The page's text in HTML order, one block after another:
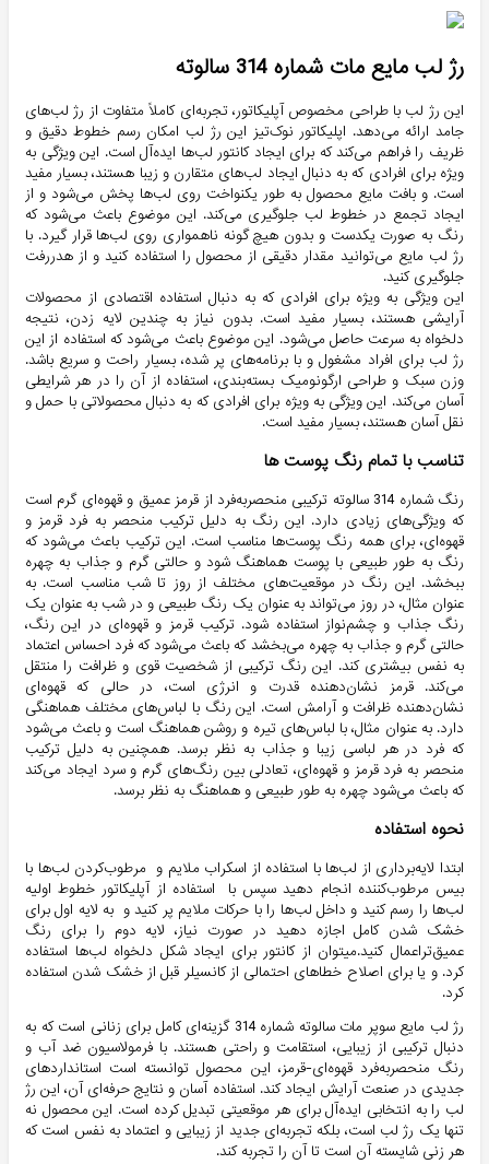
رژ لب مایع مات شماره 314 سالوته
این رژ لب با طراحی مخصوص آپلیکاتور، تجربه‌ای کاملاً متفاوت از رژ لب‌های
جامد ارائه می‌دهد. اپلیکاتور نوک‌تیز این رژ لب امکان رسم خطوط دقیق و
ظریف را فراهم می‌کند که برای ایجاد کانتور لب‌ها ایده‌آل است. این ویژگی به
ویژه برای افرادی که به دنبال ایجاد لب‌های متقارن و زیبا هستند، بسیار مفید
است. و بافت مایع محصول به طور یکنواخت روی لب‌ها پخش می‌شود و از
ایجاد تجمع در خطوط لب جلوگیری می‌کند. این موضوع باعث می‌شود که
رنگ به صورت یکدست و بدون هیچ گونه ناهمواری روی لب‌ها قرار گیرد. با
رژ لب مایع می‌توانید مقدار دقیقی از محصول را استفاده کنید و از هدررفت
جلوگیری کنید.
این ویژگی به ویژه برای افرادی که به دنبال استفاده اقتصادی از محصولات
آرایشی هستند، بسیار مفید است. بدون نیاز به چندین لایه زدن، نتیجه
دلخواه به سرعت حاصل می‌شود. این موضوع باعث می‌شود که استفاده از این
رژ لب برای افراد مشغول و با برنامه‌های پر شده، بسیار راحت و سریع باشد.
وزن سبک و طراحی ارگونومیک بسته‌بندی، استفاده از آن را در هر شرایطی
آسان می‌کند. این ویژگی به ویژه برای افرادی که به دنبال محصولاتی با حمل و
نقل آسان هستند، بسیار مفید است.
تناسب با تمام رنگ پوست ها
رنگ شماره 314 سالوته ترکیبی منحصربه‌فرد از قرمز عمیق و قهوه‌ای گرم است
که ویژگی‌های زیادی دارد. این رنگ به دلیل ترکیب منحصر به فرد قرمز و
قهوه‌ای، برای همه رنگ پوست‌ها مناسب است. این ترکیب باعث می‌شود که
رنگ به طور طبیعی با پوست هماهنگ شود و حالتی گرم و جذاب به چهره
ببخشد. این رنگ در موقعیت‌های مختلف از روز تا شب مناسب است. به
عنوان مثال، در روز می‌تواند به عنوان یک رنگ طبیعی و در شب به عنوان یک
رنگ جذاب و چشم‌نواز استفاده شود. ترکیب قرمز و قهوه‌ای در این رنگ،
حالتی گرم و جذاب به چهره می‌بخشد که باعث می‌شود که فرد احساس اعتماد
به نفس بیشتری کند. این رنگ ترکیبی از شخصیت قوی و ظرافت را منتقل
می‌کند. قرمز نشان‌دهنده قدرت و انرژی است، در حالی که قهوه‌ای
نشان‌دهنده ظرافت و آرامش است. این رنگ با لباس‌های مختلف هماهنگی
دارد. به عنوان مثال، با لباس‌های تیره و روشن هماهنگ است و باعث می‌شود
که فرد در هر لباسی زیبا و جذاب به نظر برسد. همچنین به دلیل ترکیب
منحصر به فرد قرمز و قهوه‌ای، تعادلی بین رنگ‌های گرم و سرد ایجاد می‌کند
که باعث می‌شود چهره به طور طبیعی و هماهنگ به نظر برسد.
نحوه استفاده
ابتدا لایه‌برداری از لب‌ها با استفاده از اسکراب ملایم و مرطوب‌کردن لب‌ها با
بیس مرطوب‌کننده انجام دهید سپس با استفاده از آپلیکاتور خطوط اولیه
لب‌ها را رسم کنید و داخل لب‌ها را با حرکات ملایم پر کنید و به لایه اول برای
خشک شدن کامل اجازه دهید در صورت نیاز، لایه دوم را برای رنگ
عمیق‌تراعمال کنید.میتوان از کانتور برای ایجاد شکل دلخواه لب‌ها استفاده
کرد. و یا برای اصلاح خطاهای احتمالی از کانسیلر قبل از خشک شدن استفاده
کرد.
رژ لب مایع سوپر مات سالوته شماره 314 گزینه‌ای کامل برای زنانی است که به
دنبال ترکیبی از زیبایی، استقامت و راحتی هستند. با فرمولاسیون ضد آب و
رنگ منحصربه‌فرد قهوه‌ای-قرمز، این محصول توانسته است استانداردهای
جدیدی در صنعت آرایش ایجاد کند. استفاده آسان و نتایج حرفه‌ای آن، این رژ
لب را به انتخابی ایده‌آل برای هر موقعیتی تبدیل کرده است. این محصول نه
تنها یک رژ لب است، بلکه تجربه‌ای جدید از زیبایی و اعتماد به نفس است که
هر زنی شایسته آن است تا آن را تجربه کند.